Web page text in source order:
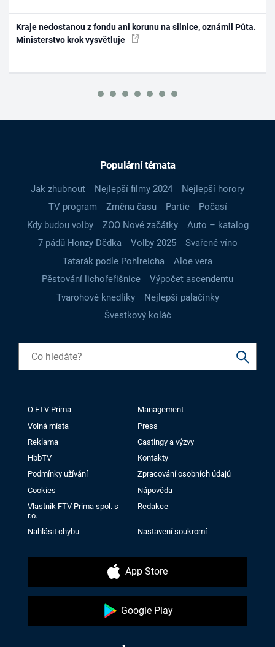
Kraje nedostanou z fondu ani korunu na silnice, oznámil Půta.
Ministerstvo krok vysvětluje
Populární témata
Jak zhubnout Nejlepší filmy 2024
Nejlepší horory
TV program
Změna času Partie
Počasí
Kdy budou volby
ZOO Nové začátky
Auto – katalog
7 pádů Honzy Dědka
Volby 2025
Svařené víno
Tatarák podle Pohlreicha
Aloe vera
Pěstování lichořeřišnice
Výpočet ascendentu
Tvarohové knedlíky
Nejlepší palačinky
Švestkový koláč
O FTV Prima
Management
Volná místa
Press
Reklama
Castingy a výzvy
HbbTV
Kontakty
Podmínky užívání
Zpracování osobních údajů
Cookies
Nápověda
Vlastník FTV Prima spol. s
r.o.
Redakce
Nahlásit chybu Nastavení soukromí
App Store
Google Play